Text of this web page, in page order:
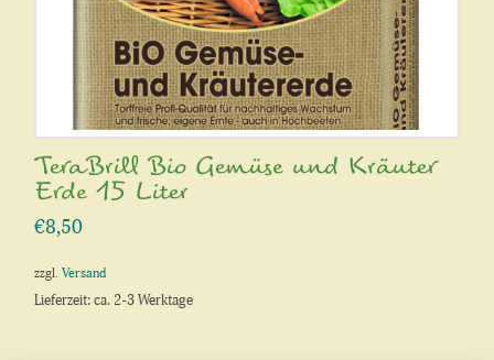
TeraBrill Bio Gemüse und Kräuter
Erde 15 Liter
€8,50
zzgl.Versand
Lieferzeit: ca. 2-3 Werktage